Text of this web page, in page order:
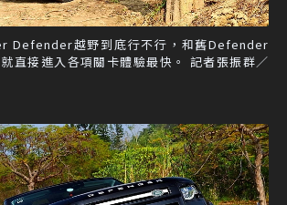
Defender越野到底行不行，和舊Defender
直接進入各項關卡體驗最快。 記者張振群／